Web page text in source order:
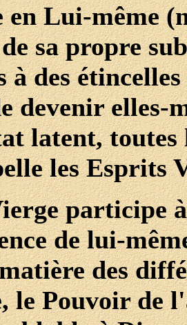
Lui-même
sa propre
à des
devenir elles-
latent,
les Esprits
participe
de lui-
des
le Pouvoir